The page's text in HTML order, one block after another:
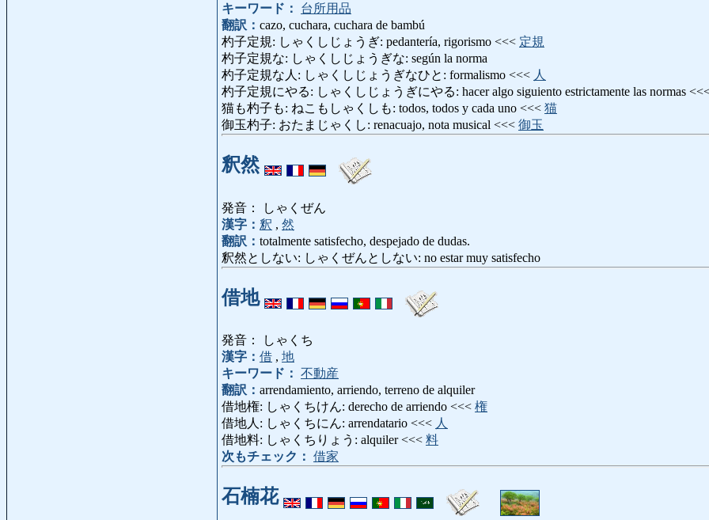
キーワード：
台所用品
翻訳： cazo, cuchara, cuchara de bambú
杓子定規: しゃくしじょうぎ: pedantería, rigorismo <<< 定規
杓子定規な: しゃくしじょうぎな: según la norma
杓子定規な人: しゃくしじょうぎなひと: formalismo <<< 人
杓子定規にやる: しゃくしじょうぎにやる: hacer algo siguiento estrictamente las normas
猫も杓子も: ねこもしゃくしも: todos, todos y cada uno <<< 猫
御玉杓子: おたまじゃくし: renacuajo, nota musical <<< 御玉
釈然
発音： しゃくぜん
漢字： 釈 , 然
翻訳： totalmente satisfecho, despejado de dudas.
釈然としない: しゃくぜんとしない: no estar muy satisfecho
借地
発音： しゃくち
漢字： 借 , 地
キーワード： 不動産
翻訳： arrendamiento, arriendo, terreno de alquiler
借地権: しゃくちけん: derecho de arriendo <<< 権
借地人: しゃくちにん: arrendatario <<< 人
借地料: しゃくちりょう: alquiler <<< 料
次もチェック： 借家
石楠花